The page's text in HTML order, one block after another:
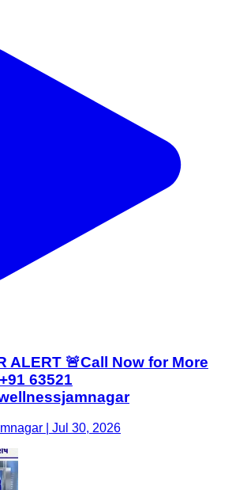
ALERT 🚨Call Now for More
63521
| Jul 30, 2026